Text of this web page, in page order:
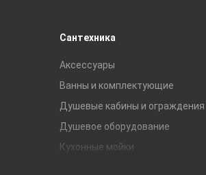
Сантехника
Аксессуары
Ванны и комплектующие
Душевые кабины и ограждения
Душевое оборудование
Кухонные мойки